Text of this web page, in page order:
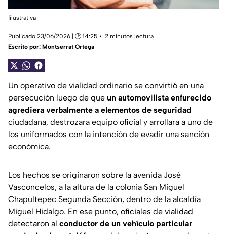
|ilustrativa
Publicado 23/06/2026 | 🕑 14:25
2 minutos lectura
Escrito por: Montserrat Ortega
Un operativo de vialidad ordinario se convirtió en una
persecución luego de que un automovilista enfurecido
agrediera verbalmente a elementos de seguridad
ciudadana, destrozara equipo oficial y arrollara a uno de
los uniformados con la intención de evadir una sanción
económica.
Los hechos se originaron sobre la avenida José
Vasconcelos, a la altura de la colonia San Miguel
Chapultepec Segunda Sección, dentro de la alcaldía
Miguel Hidalgo. En ese punto, oficiales de vialidad
detectaron al conductor de un vehículo particular